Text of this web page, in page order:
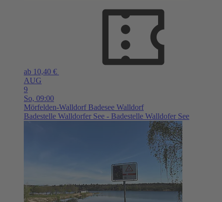
ab 10,40 €
AUG
9
So, 09:00
Mörfelden-Walldorf Badesee Walldorf
Badestelle Walldorfer See - Badestelle Walldofer See